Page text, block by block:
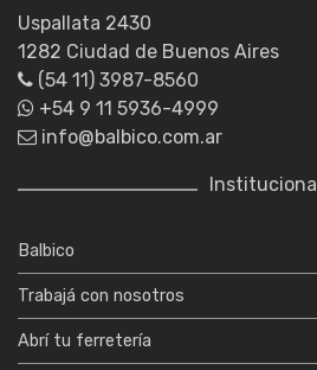
Uspallata 2430
1282 Ciudad de Buenos Aires
(54 11) 3987-8560
+54 9 11 5936-4999
info@balbico.com.ar
Institucional
Balbico
Trabajá con nosotros
Abrí tu ferretería